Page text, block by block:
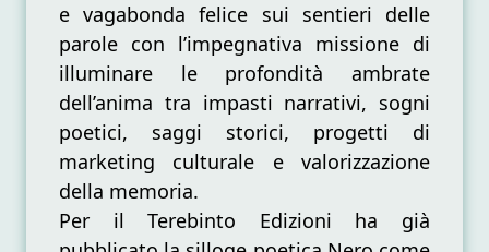
e vagabonda felice sui sentieri delle
parole con l’impegnativa missione di
illuminare le profondità ambrate
dell’anima tra impasti narrativi, sogni
poetici, saggi storici, progetti di
marketing culturale e valorizzazione
della memoria.
Per il Terebinto Edizioni ha già